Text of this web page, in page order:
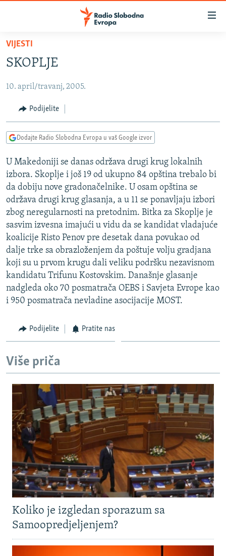
Pređite
glavni
Pređite
Pređite
pretragu
BOSNA I HERCEGOVINA
SRBIJA
KOSOVO
VIZUELNO
VIDEO
FOTOGALERIJE
INFOGRAFIKE
PODCASTI
RAT U UKRAJINI
KINA NA BALKANU
RSE PRIČE IZ SVIJETA
ISPRIČAJ MI
DNEVNO@RSE
SPECIJALI RSE
VIŠE OD NASLOVA
GENOCID U SREBRENICI
POPLAVE I KLIZIŠTA U BIH 2024.
POST SCRIPTUM
TRI DECENIJE OD RATA U BIH
SVE KARTE DEJTONA
NASTANAK I RASPAD JUGOSLAVIJE
PRATITE NAS
VIJESTI
SKOPLJE
10. april/travanj, 2005.
Podijelite
Dodajte Radio Slobodna Evropa u vaš Google izvor
U Makedoniji se danas održava drugi krug lokalnih
izbora. Skoplje i još 19 od ukupno 84 opština trebalo bi
da dobiju nove gradonačelnike. U osam opština se
održava drugi krug glasanja, a u 11 se ponavljaju izbori
zbog neregularnosti na pretodnim. Bitka za Skoplje je
sasvim izvesna imajući u vidu da se kandidat vladajuće
koalicije Risto Penov pre desetak dana povukao od
dalje trke sa obrazloženjem da poštuje volju gradjana
koji su u prvom krugu dali veliku podršku nezavisnom
kandidatu Trifunu Kostovskim. Današnje glasanje
nadgleda oko 70 posmatrača OEBS i Savjeta Evrope kao
i 950 posmatrača nevladine asocijacije MOST.
Podijelite Pratite nas
Više priča
Koliko je izgledan sporazum sa
Samoopredjeljenjem?